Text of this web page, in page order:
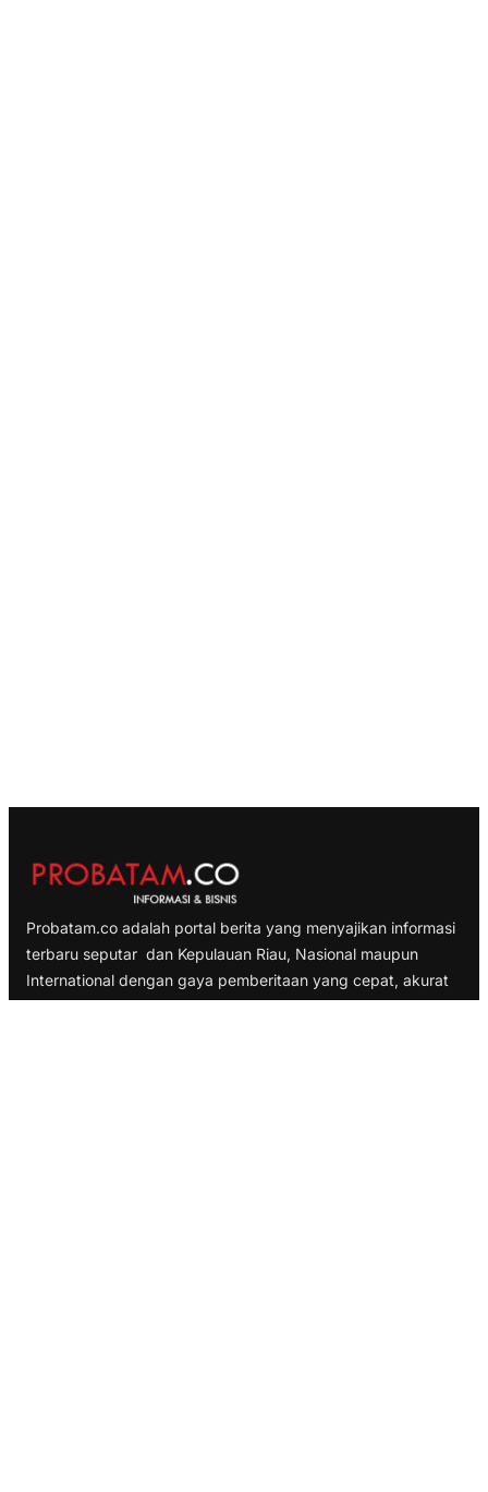
Probatam.co adalah portal berita yang menyajikan informasi
terbaru seputar dan Kepulauan Riau, Nasional maupun
International dengan gaya pemberitaan yang cepat, akurat
dan terpercaya